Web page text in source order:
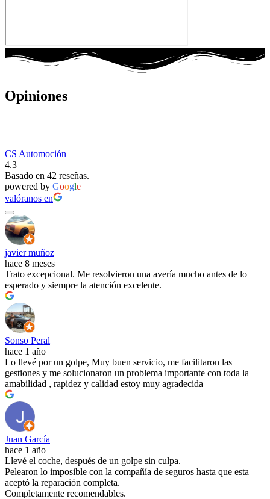
Opiniones
CS Automoción
4.3
Basado en 42 reseñas.
powered by Google
valóranos en
javier muñoz
hace 8 meses
Trato excepcional. Me resolvieron una avería mucho antes de lo
esperado y siempre la atención excelente.
Sonso Peral
hace 1 año
Lo llevé por un golpe, Muy buen servicio, me facilitaron las
gestiones y me solucionaron un problema importante con toda la
amabilidad , rapidez y calidad estoy muy agradecida
Juan García
hace 1 año
Llevé el coche, después de un golpe sin culpa.
Pelearon lo imposible con la compañía de seguros hasta que esta
aceptó la reparación completa.
Completamente recomendables.